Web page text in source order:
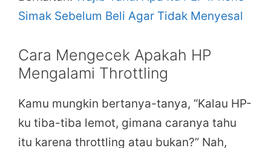
Simak Sebelum Beli Agar Tidak Menyesal
Cara Mengecek Apakah HP
Mengalami Throttling
Kamu mungkin bertanya-tanya, “Kalau HP-
ku tiba-tiba lemot, gimana caranya tahu
itu karena throttling atau bukan?” Nah,